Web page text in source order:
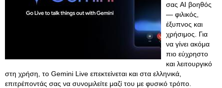
σας AI βοηθός
— φιλικός,
έξυπνος και
χρήσιμος. Για
να γίνει ακόμα
πιο εύχρηστο
και λειτουργικό
στη χρήση, το Gemini Live επεκτείνεται και στα ελληνικά,
επιτρέποντάς σας να συνομιλείτε μαζί του με φυσικό τρόπο.